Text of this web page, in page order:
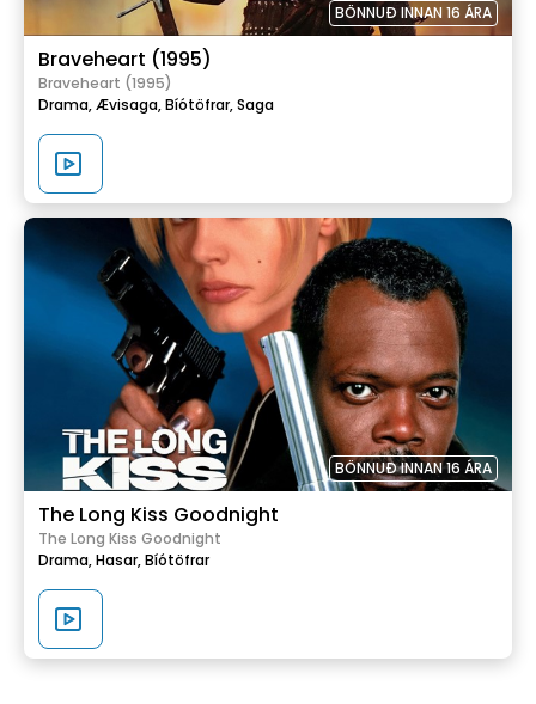
BÖNNUÐ INNAN 16 ÁRA
Braveheart (1995)
Braveheart (1995)
Drama,Ævisaga,Bíótöfrar,Saga
BÖNNUÐ INNAN 16 ÁRA
The Long Kiss Goodnight
The Long Kiss Goodnight
Drama,Hasar,Bíótöfrar